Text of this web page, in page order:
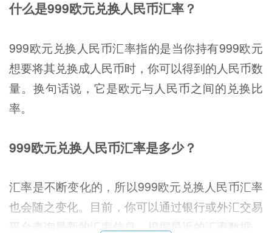
什么是999欧元兑换人民币汇率？
999欧元兑换人民币汇率指的是当你持有999欧元
想要将其兑换成人民币时，你可以得到的人民币数
量。换句话说，它是欧元与人民币之间的兑换比
率。
999欧元兑换人民币汇率是多少？
汇率是不断变化的，所以999欧元兑换人民币汇率
也会随之变化。目前，你可以通过银行或外汇交易
平台查询最新的汇率信息。根据最近的汇率数据，